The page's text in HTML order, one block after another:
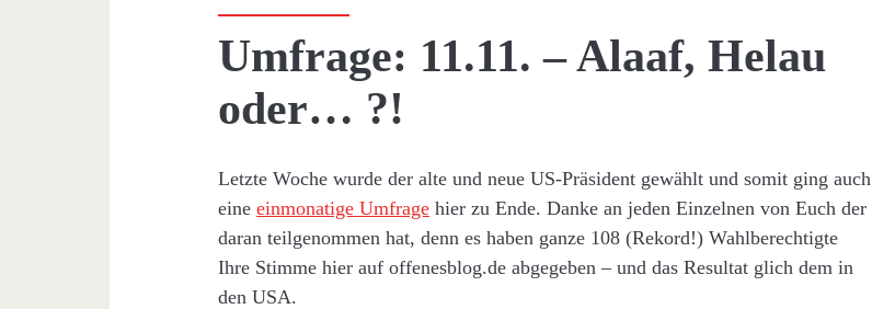
Umfrage: 11.11. – Alaaf, Helau
oder… ?!
Letzte Woche wurde der alte und neue US-Präsident gewählt und somit ging auch
eineeinmonatige Umfrage hier zu Ende. Danke an jeden Einzelnen von Euch der
daran teilgenommen hat, denn es haben ganze 108 (Rekord!) Wahlberechtigte
Ihre Stimme hier auf offenesblog.de abgegeben – und das Resultat glich dem in
den USA.